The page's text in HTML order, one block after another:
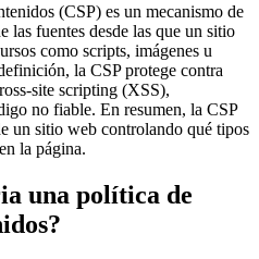
(CSP) es un mecanismo de
las fuentes desde las que un sitio
como scripts, imágenes u
la CSP protege contra
site scripting (XSS),
no fiable. En resumen, la CSP
un sitio web controlando qué tipos
la página.
una política de